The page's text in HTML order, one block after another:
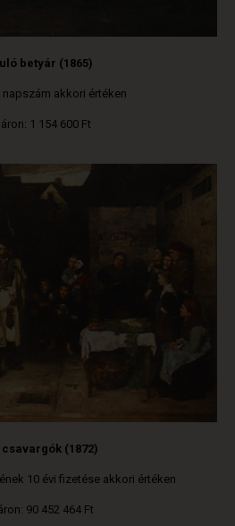
betyár (1865)
napszám akkori értéken
1 154 600 Ft
(1872)
10 évi fizetése akkori értéken
90 452 464 Ft